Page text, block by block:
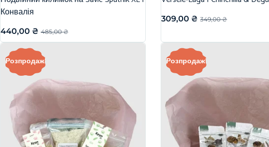
Конвалія
485,00₴
440,00 ₴
349,00₴
309,00 ₴
Розпродаж! Розпродаж!